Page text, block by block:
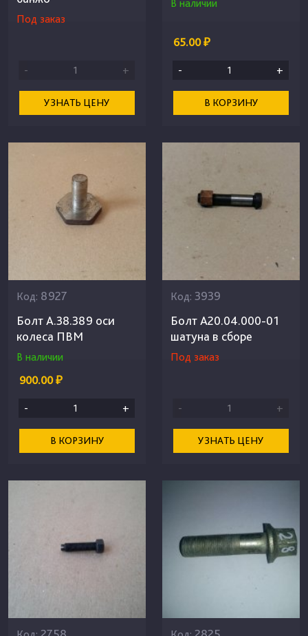
Под заказ
- +
УЗНАТЬ ЦЕНУ
В наличии
65.00 ₽
- +
В КОРЗИНУ
Код: 8927
Болт А.38.389 оси
колеса ПВМ
В наличии
900.00 ₽
- +
В КОРЗИНУ
Код: 3939
Болт А20.04.000-01
шатуна в сборе
Под заказ
- +
УЗНАТЬ ЦЕНУ